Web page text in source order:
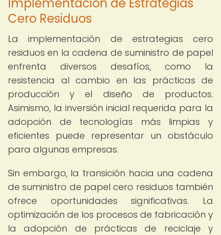
Cero Residuos
La implementación de estrategias cero
residuos en la cadena de suministro de papel
enfrenta diversos desafíos, como la
resistencia al cambio en las prácticas de
producción y el diseño de productos.
Asimismo, la inversión inicial requerida para la
adopción de tecnologías más limpias y
eficientes puede representar un obstáculo
para algunas empresas.
Sin embargo, la transición hacia una cadena
de suministro de papel cero residuos también
ofrece oportunidades significativas. La
optimización de los procesos de fabricación y
la adopción de prácticas de reciclaje y